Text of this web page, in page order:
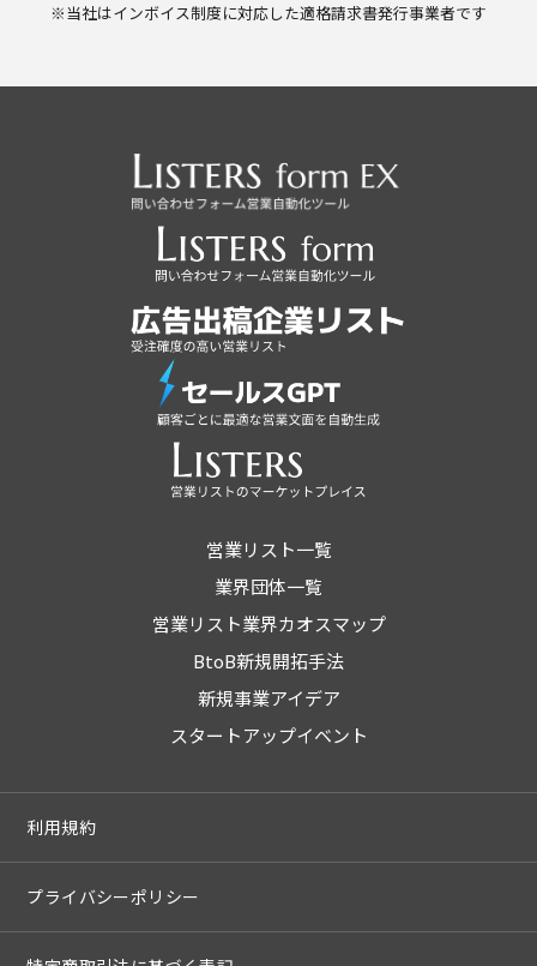
※当社はインボイス制度に対応した適格請求書発行事業者です
営業リスト一覧
業界団体一覧
営業リスト業界カオスマップ
BtoB新規開拓手法
新規事業アイデア
スタートアップイベント
利用規約
プライバシーポリシー